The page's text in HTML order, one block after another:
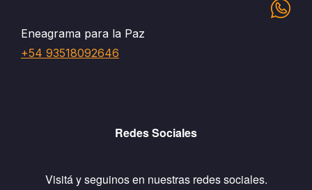
Eneagrama para la Paz
+54 93518092646
Redes Sociales
Visitá y seguinos en nuestras redes sociales.